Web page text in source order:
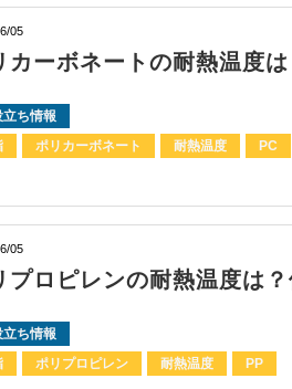
05
カーボネートの耐熱温度
立ち情報
ポリカーボネート 耐熱温度 PC
05
プロピレンの耐熱温度は
立ち情報
ポリプロピレン 耐熱温度 PP